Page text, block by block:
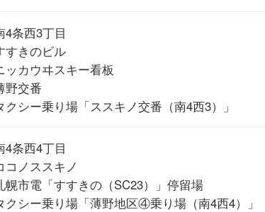
4条西3丁目
すきのビル
ッカウヰスキー看板
野交番
クシー乗り場「ススキノ交番（南4西3）」
4条西4丁目
コノススキノ
幌市電「すすきの（SC23）」停留場
クシー乗り場「薄野地区④乗り場（南4西4）」